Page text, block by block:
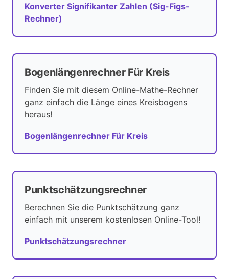
Konverter Signifikanter Zahlen (Sig-Figs-
Rechner)
Bogenlängenrechner Für Kreis
Finden Sie mit diesem Online-Mathe-Rechner
ganz einfach die Länge eines Kreisbogens
heraus!
Bogenlängenrechner Für Kreis
Punktschätzungsrechner
Berechnen Sie die Punktschätzung ganz
einfach mit unserem kostenlosen Online-Tool!
Punktschätzungsrechner